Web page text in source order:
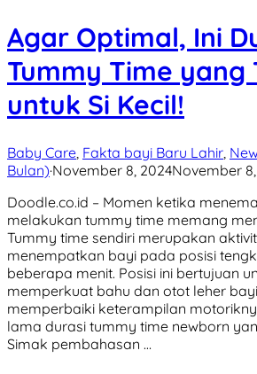
Agar Optimal, Ini
Tummy Time yang
untuk Si Kecil!
Baby Care, Fakta bayi Baru Lahir,
Bulan)·November 8, 2024November
Doodle.co.id – Momen ketika
melakukan tummy time memang
Tummy time sendiri merupakan
menempatkan bayi pada posisi
beberapa menit. Posisi ini bertujuan
memperkuat bahu dan otot leher
memperbaiki keterampilan
lama durasi tummy time newborn
Simak pembahasan …